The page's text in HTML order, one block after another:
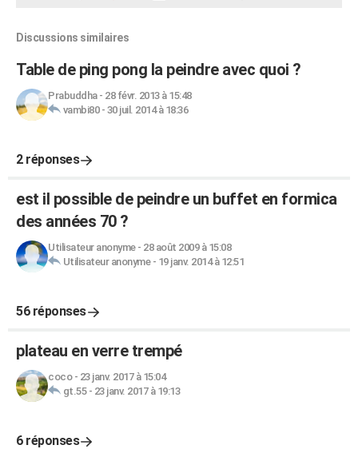
Discussions similaires
Table de ping pong la peindre avec quoi ?
Prabuddha- 28 févr. 2013 à 15:48
vambi80- 30 juil. 2014 à 18:36
2 réponses
est il possible de peindre un buffet en formica
des années 70 ?
Utilisateur anonyme- 28 août 2009 à 15:08
Utilisateur anonyme- 19 janv. 2014 à 12:51
56 réponses
plateau en verre trempé
coco- 23 janv. 2017 à 15:04
gt.55- 23 janv. 2017 à 19:13
6 réponses